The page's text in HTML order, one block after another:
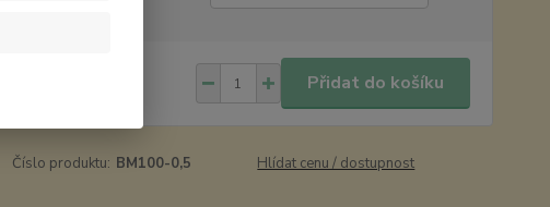
Přidat do košíku
Číslo produktu: BM100-0,5 Hlídat cenu / dostupnost